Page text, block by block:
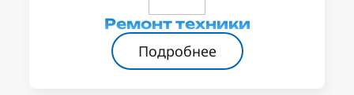
Ремонт техники
Подробнее